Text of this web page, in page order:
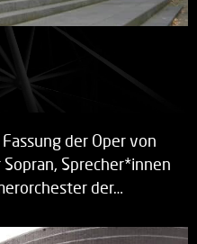
der Oper von
Sprecher*innen
der…